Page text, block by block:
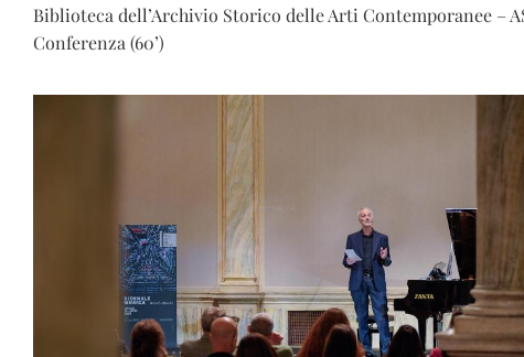
Biblioteca dell’Archivio Storico delle Arti Contemporanee –
Conferenza (60’)